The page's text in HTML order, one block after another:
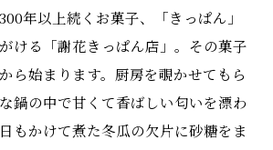
年以上続くお菓子、「きっぱん」
ける「謝花きっぱん店」。その菓子
ら始まります。厨房を覗かせてもら
鍋の中で甘くて香ばしい匂いを漂わ
もかけて煮た冬瓜の欠片に砂糖をま